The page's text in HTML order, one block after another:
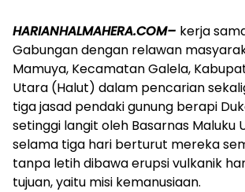
HARIANHALMAHERA.COM– kerja
Gabungan dengan relawan
Mamuya, Kecamatan Galela,
Utara (Halut) dalam pencarian
tiga jasad pendaki gunung berapi
setinggi langit oleh Basarnas Maluku
selama tiga hari berturut mereka
tanpa letih dibawa erupsi vulkanik
tujuan, yaitu misi kemanusiaan.